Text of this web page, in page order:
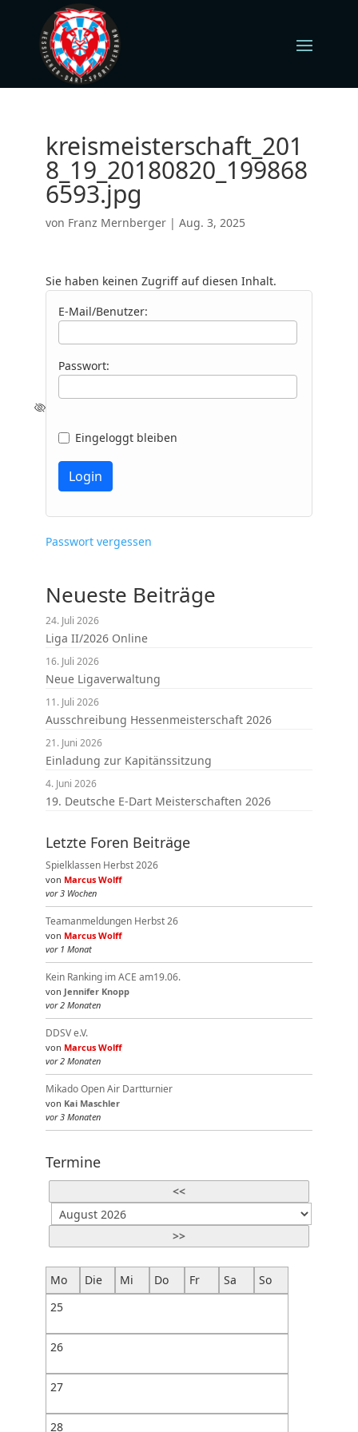
kreismeisterschaft_201
8_19_20180820_199868
6593.jpg
von Franz Mernberger| Aug. 3, 2025
Sie haben keinen Zugriff auf diesen Inhalt.
E-Mail/Benutzer:
Passwort:
Eingeloggt bleiben
Passwort vergessen
Neueste Beiträge
Liga II/2026 Online
24. Juli 2026
Neue Ligaverwaltung
16. Juli 2026
Ausschreibung Hessenmeisterschaft 2026
11. Juli 2026
Einladung zur Kapitänssitzung
21. Juni 2026
19. Deutsche E-Dart Meisterschaften 2026
4. Juni 2026
Letzte Foren Beiträge
Spielklassen Herbst 2026
von Marcus Wolff
vor 3 Wochen
Teamanmeldungen Herbst 26
von Marcus Wolff
vor 1 Monat
Kein Ranking im ACE am19.06.
von Jennifer Knopp
vor 2 Monaten
DDSV e.V.
von Marcus Wolff
vor 2 Monaten
Mikado Open Air Dartturnier
von Kai Maschler
vor 3 Monaten
Termine
<<
>>
Mo Die Mi Do Fr Sa
So
25
26
27
28